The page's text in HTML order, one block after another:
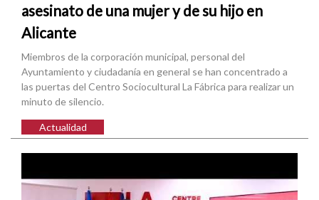
asesinato de una mujer y de su hijo en
Alicante
Miembros de la corporación municipal, personal del
Ayuntamiento y ciudadanía en general se han concentrado a
las puertas del Centro Sociocultural La Fábrica para realizar un
minuto de silencio.
Actualidad